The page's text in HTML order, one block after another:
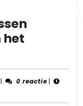
het
accent-
| 0 reactie |